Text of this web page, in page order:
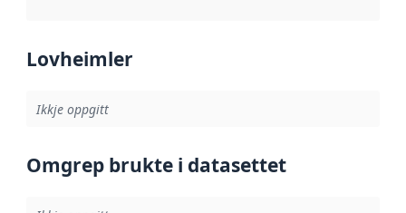
Lovheimler
Ikkje oppgitt
Omgrep brukte i datasettet